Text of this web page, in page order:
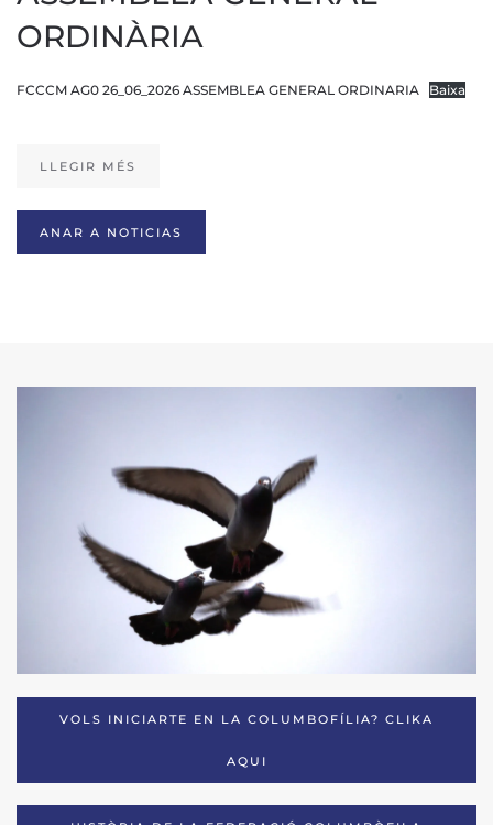
ORDINÀRIA
FCCCM AG0 26_06_2026 ASSEMBLEA GENERAL ORDINARIA Baixa
LLEGIR MÉS
ANAR A NOTICIAS
VOLS INICIARTE EN LA COLUMBOFÍLIA? CLIKA
AQUI